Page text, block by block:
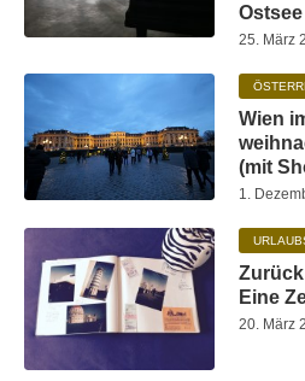
Ostsee
25. März
Wien
(mit
1.
Eine
20. März